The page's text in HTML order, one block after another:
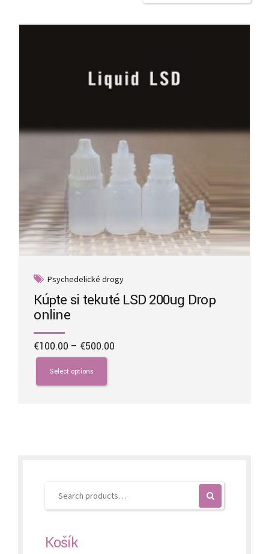
Psychedelické drogy
Kúpte si tekuté LSD 200ug Drop
online
€100.00 – €500.00
Select options
This
product
has
product
Košík